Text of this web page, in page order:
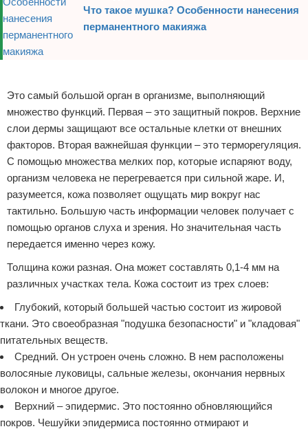
Что такое мушка? Особенности нанесения
перманентного макияжа
Это самый большой орган в организме, выполняющий
множество функций. Первая – это защитный покров. Верхние
слои дермы защищают все остальные клетки от внешних
факторов. Вторая важнейшая функции – это терморегуляция.
С помощью множества мелких пор, которые испаряют воду,
организм человека не перегревается при сильной жаре. И,
разумеется, кожа позволяет ощущать мир вокруг нас
тактильно. Большую часть информации человек получает с
помощью органов слуха и зрения. Но значительная часть
передается именно через кожу.
Толщина кожи разная. Она может составлять 0,1-4 мм на
различных участках тела. Кожа состоит из трех слоев:
Глубокий, который большей частью состоит из жировой
ткани. Это своеобразная "подушка безопасности" и "кладовая"
питательных веществ.
Средний. Он устроен очень сложно. В нем расположены
волосяные луковицы, сальные железы, окончания нервных
волокон и многое другое.
Верхний – эпидермис. Это постоянно обновляющийся
покров. Чешуйки эпидермиса постоянно отмирают и